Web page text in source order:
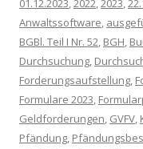
01.12.2023,2022,2023,
Anwaltssoftware,
BGBl. Teil I Nr. 52, BGH,
Durchsuchung,
Forderungsaufstellung,
Formulare 2023,
Geldforderungen, GVFV,
Pfändung,